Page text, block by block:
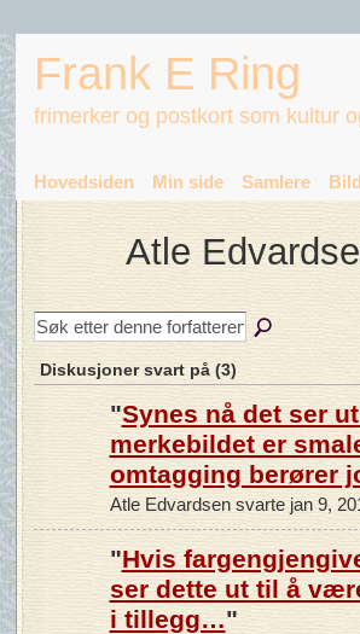
Frank E Ring
frimerker og postkort som kultur
Hovedsiden Min side Samlere
Atle
Diskusjoner svart på (3)
"Synes nå det ser
merkebildet er
omtagging berører
Atle Edvardsen svarte jan 9,
"Hvis
ser dette ut til å
i tillegg…"